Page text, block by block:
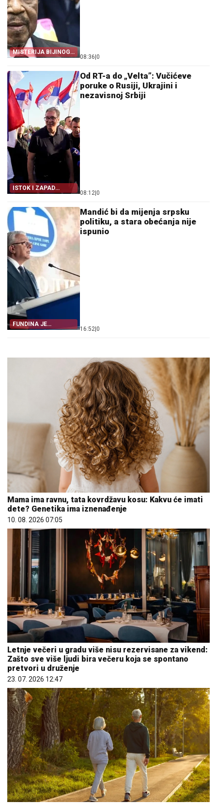
MISTERIJA BIJINOG
ODSUSTVA
08:36 0
ISTOK I ZAPAD
PRENOSE VUČIĆA
Od RT-a do „Velta”: Vučićeve
poruke o Rusiji, Ukrajini i
nezavisnoj Srbiji
08:12 0
FUNDINA JE
POKAZALA SVE
Mandić bi da mijenja srpsku
politiku, a stara obećanja nije
ispunio
16:52 0
Mama ima ravnu, tata kovrdžavu kosu: Kakvu će imati
dete? Genetika ima iznenađenje
10. 08. 2026 07:05
Letnje večeri u gradu više nisu rezervisane za vikend:
Zašto sve više ljudi bira večeru koja se spontano
pretvori u druženje
23. 07. 2026 12:47